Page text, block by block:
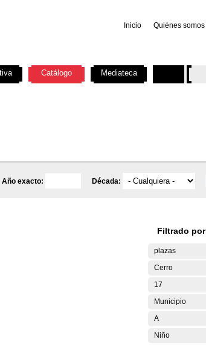
Inicio Quiénes somos
Año exacto: Década:
Filtrado por
plazas
Cerro
17
Municipio
A
Niño
Catálogo Mediateca